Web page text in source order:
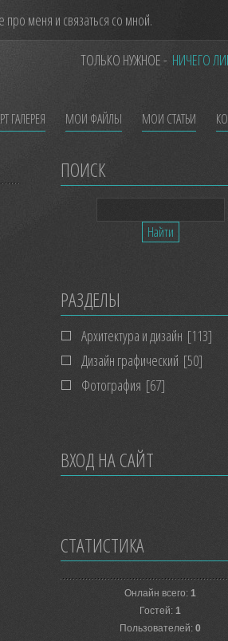
меня и связаться со мной.
ТОЛЬКО НУЖНОЕ - НИЧЕГО
ГАЛЕРЕЯ МОИ ФАЙЛЫ МОИ СТАТЬИ
ПОИСК
РАЗДЕЛЫ
Архитектура и дизайн [113]
Дизайн графический [50]
Фотография [67]
ВХОД НА САЙТ
СТАТИСТИКА
Онлайн всего: 1
Гостей: 1
Пользователей: 0